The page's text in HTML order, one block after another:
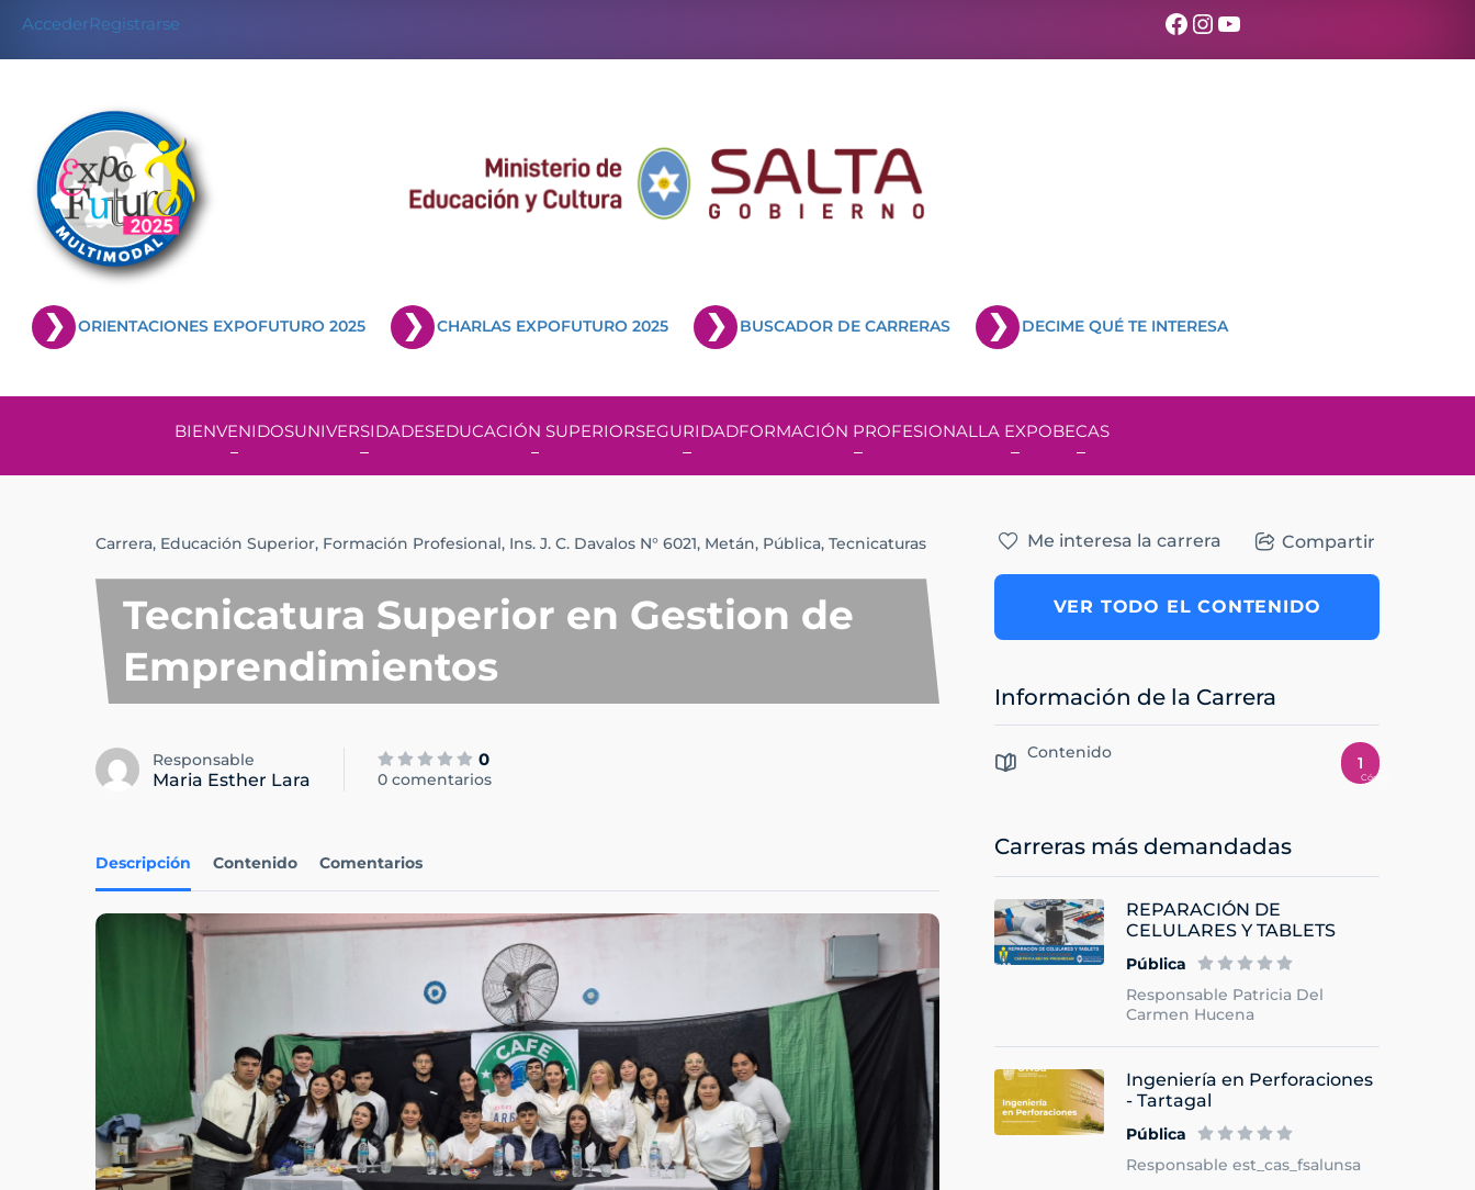
AccederRegistrarse Facebook
Instagram
YouTube
ORIENTACIONES EXPOFUTURO 2025 CHARLAS EXPOFUTURO 2025 BUSCADOR DE CARRERAS DECIME QUÉ TE INTERESA
BIENVENIDOSUNIVERSIDADESEDUCACIÓN SUPERIORSEGURIDADFORMACIÓN PROFESIONALLA EXPOBECAS
Carrera, Educación Superior, Formación Profesional, Ins. J. C. Davalos N° 6021, Metán, Pública, Tecnicaturas
Tecnicatura Superior en Gestion de
Emprendimientos
Responsable
Maria Esther Lara
0
0 comentarios
Descripción Contenido Comentarios
Me interesa la carrera Compartir
VER TODO EL CONTENIDO
Información de la Carrera
Contenido
1
Carreras más demandadas
REPARACIÓN DE
CELULARES Y TABLETS
Pública
Responsable Patricia Del
Carmen Hucena
Ingeniería en Perforaciones
- Tartagal
Pública
Responsable est_cas_fsalunsa